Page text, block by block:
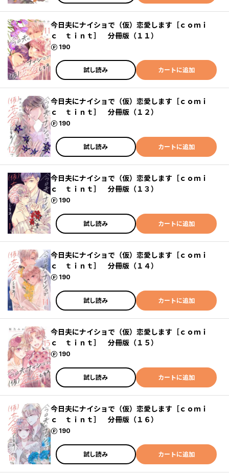
今日夫にナイショで（仮）恋愛します［ｃｏｍｉ
ｃ ｔｉｎｔ］ 分冊版（１１）
190
ポイント
試し読み カートに追加
今日夫にナイショで（仮）恋愛します［ｃｏｍｉ
ｃ ｔｉｎｔ］ 分冊版（１２）
190
ポイント
試し読み カートに追加
今日夫にナイショで（仮）恋愛します［ｃｏｍｉ
ｃ ｔｉｎｔ］ 分冊版（１３）
190
ポイント
試し読み カートに追加
今日夫にナイショで（仮）恋愛します［ｃｏｍｉ
ｃ ｔｉｎｔ］ 分冊版（１４）
190
ポイント
試し読み カートに追加
今日夫にナイショで（仮）恋愛します［ｃｏｍｉ
ｃ ｔｉｎｔ］ 分冊版（１５）
190
ポイント
試し読み カートに追加
今日夫にナイショで（仮）恋愛します［ｃｏｍｉ
ｃ ｔｉｎｔ］ 分冊版（１６）
190
ポイント
試し読み カートに追加